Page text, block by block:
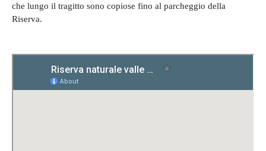
che lungo il tragitto sono copiose fino al parcheggio della
Riserva.